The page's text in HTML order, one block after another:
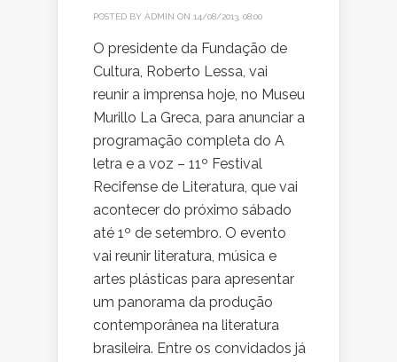
POSTED BY ADMIN ON 14/08/2013, 08:00
O presidente da Fundação de
Cultura, Roberto Lessa, vai
reunir a imprensa hoje, no Museu
Murillo La Greca, para anunciar a
programação completa do A
letra e a voz – 11º Festival
Recifense de Literatura, que vai
acontecer do próximo sábado
até 1º de setembro. O evento
vai reunir literatura, música e
artes plásticas para apresentar
um panorama da produção
contemporânea na literatura
brasileira. Entre os convidados já